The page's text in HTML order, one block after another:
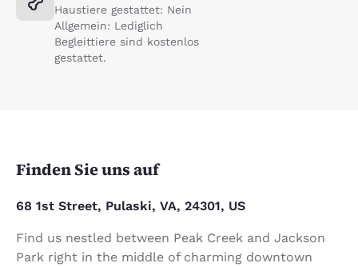
Haustiere gestattet: Nein
Allgemein: Lediglich
Begleittiere sind kostenlos
gestattet.
Finden Sie uns auf
68 1st Street, Pulaski, VA, 24301, US
Find us nestled between Peak Creek and Jackson
Park right in the middle of charming downtown